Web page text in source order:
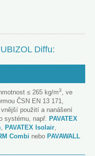
Diffu:
≤ 265 kg/m3, ve
ČSN EN 13 171,
vnější použití a nanášení
systému, např. PAVATEX
, PAVATEX Isolair,
Combi nebo PAVAWALL